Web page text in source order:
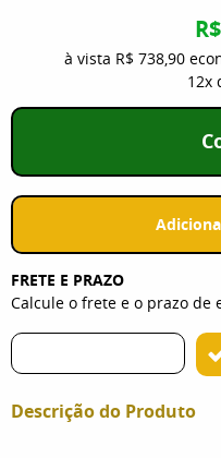
à vista R$ 738,90
12x
FRETE E PRAZO
Calcule o frete e o prazo de
Descrição do Produto